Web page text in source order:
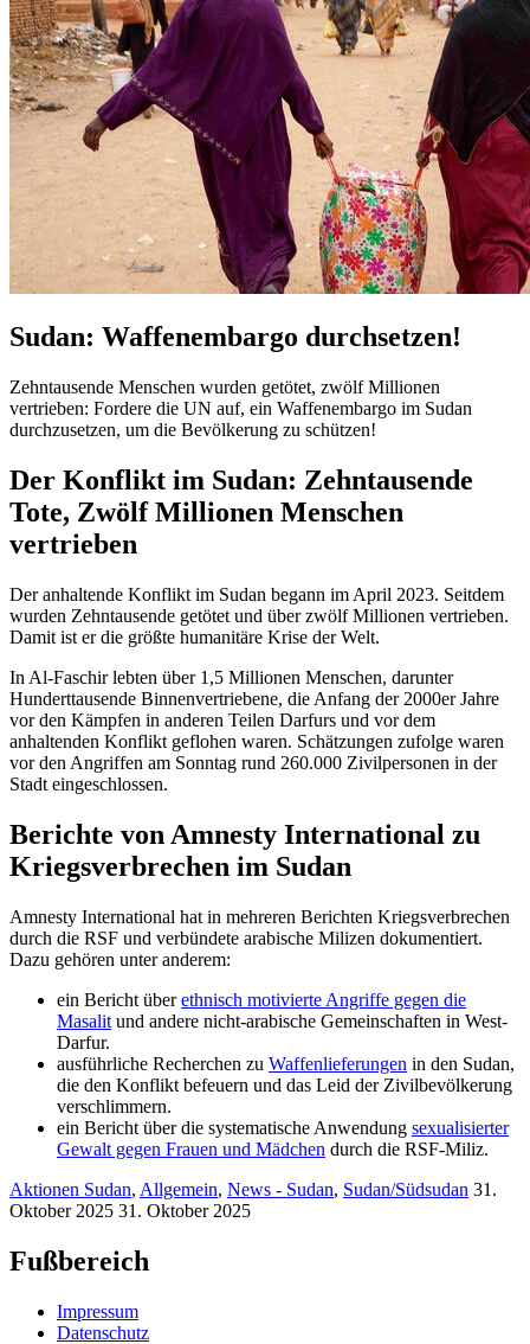
Sudan: Waffenembargo durchsetzen!
Zehntausende Menschen wurden getötet, zwölf Millionen
vertrieben: Fordere die UN auf, ein Waffenembargo im Sudan
durchzusetzen, um die Bevölkerung zu schützen!
Der Konflikt im Sudan: Zehntausende
Tote, Zwölf Millionen Menschen
vertrieben
Der anhaltende Konflikt im Sudan begann im April 2023. Seitdem
wurden Zehntausende getötet und über zwölf Millionen vertrieben.
Damit ist er die größte humanitäre Krise der Welt.
In Al-Faschir lebten über 1,5 Millionen Menschen, darunter
Hunderttausende Binnenvertriebene, die Anfang der 2000er Jahre
vor den Kämpfen in anderen Teilen Darfurs und vor dem
anhaltenden Konflikt geflohen waren. Schätzungen zufolge waren
vor den Angriffen am Sonntag rund 260.000 Zivilpersonen in der
Stadt eingeschlossen.
Berichte von Amnesty International zu
Kriegsverbrechen im Sudan
Amnesty International hat in mehreren Berichten Kriegsverbrechen
durch die RSF und verbündete arabische Milizen dokumentiert.
Dazu gehören unter anderem:
ein Bericht überethnisch motivierte Angriffe gegen die
Masalit und andere nicht-arabische Gemeinschaften in West-
Darfur.
ausführliche Recherchen zu Waffenlieferungen in den Sudan,
die den Konflikt befeuern und das Leid der Zivilbevölkerung
verschlimmern.
ein Bericht über die systematische Anwendung sexualisierter
Gewalt gegen Frauen und Mädchen durch die RSF-Miliz.
Aktionen Sudan, Allgemein, News - Sudan, Sudan/Südsudan 31.
Oktober 2025 31. Oktober 2025
Fußbereich
Impressum
Datenschutz